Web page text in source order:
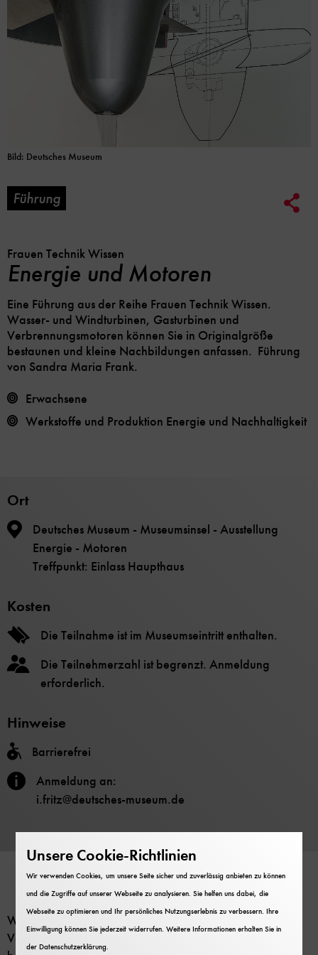
Bild: Deutsches Museum
Führung
Frauen Technik Wissen
Energie und Motoren
Eine Führung aus der Reihe Frauen Technik Wissen.
Wasser- und Windturbinen, Gasturbinen und
Verbrennungsmotoren können Sie in Originalgröße
bestaunen und kleine Nachbildungen anfassen. Führung
von Sandra Maria Frank.
Erwachsene
Werkstoffe und Produktion Energie und Nachhaltigkeit
Ort
Deutsches Museum - Museumsinsel - Ausstellung
Energie - Motoren
Treffpunkt: Einlass Haupthaus
Kosten
Die Teilnahme ist im Museumseintritt enthalten.
Die Teilnehmerzahl ist begrenzt. Anmeldung
erforderlich.
Hinweise
Barrierefrei
Anmeldung an:
i.fritz@deutsches-museum.de
Anmeldung
Wasser- und Windturbinen, Gasturbinen und
Verbrennungsmotoren können Sie in Originalgröße
Unsere Cookie-Richtlinien
Wir verwenden Cookies, um unsere Seite sicher und zuverlässig anbieten zu können
und die Zugriffe auf unserer Webseite zu analysieren. Sie helfen uns dabei, die
Webseite zu optimieren und Ihr persönliches Nutzungserlebnis zu verbessern. Ihre
Einwilligung können Sie jederzeit widerrufen. Weitere Informationen erhalten Sie in
derDatenschutzerklärung.